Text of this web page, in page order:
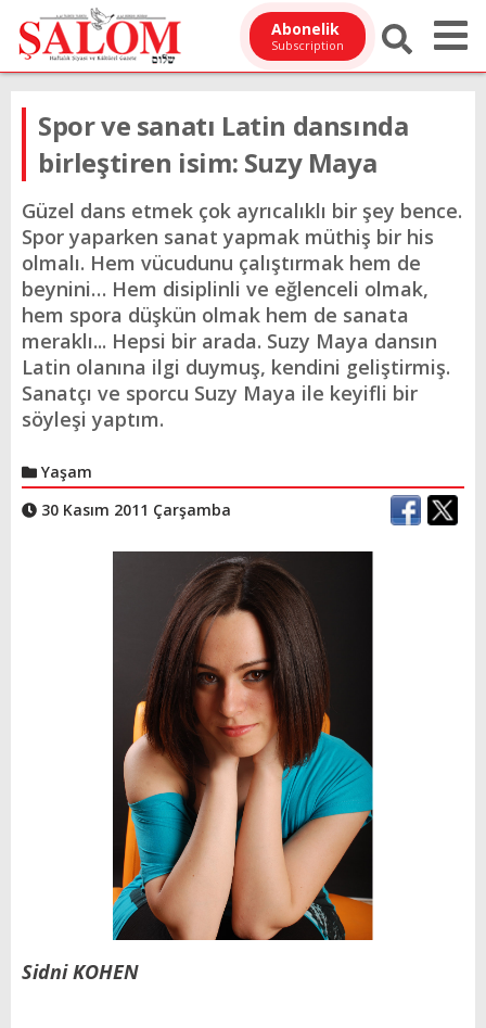
Abonelik
Subscription
Spor ve sanatı Latin dansında
birleştiren isim: Suzy Maya
Güzel dans etmek çok ayrıcalıklı bir şey bence.
Spor yaparken sanat yapmak müthiş bir his
olmalı. Hem vücudunu çalıştırmak hem de
beynini… Hem disiplinli ve eğlenceli olmak,
hem spora düşkün olmak hem de sanata
meraklı... Hepsi bir arada. Suzy Maya dansın
Latin olanına ilgi duymuş, kendini geliştirmiş.
Sanatçı ve sporcu Suzy Maya ile keyifli bir
söyleşi yaptım.
Yaşam
30 Kasım 2011 Çarşamba
Sidni KOHEN